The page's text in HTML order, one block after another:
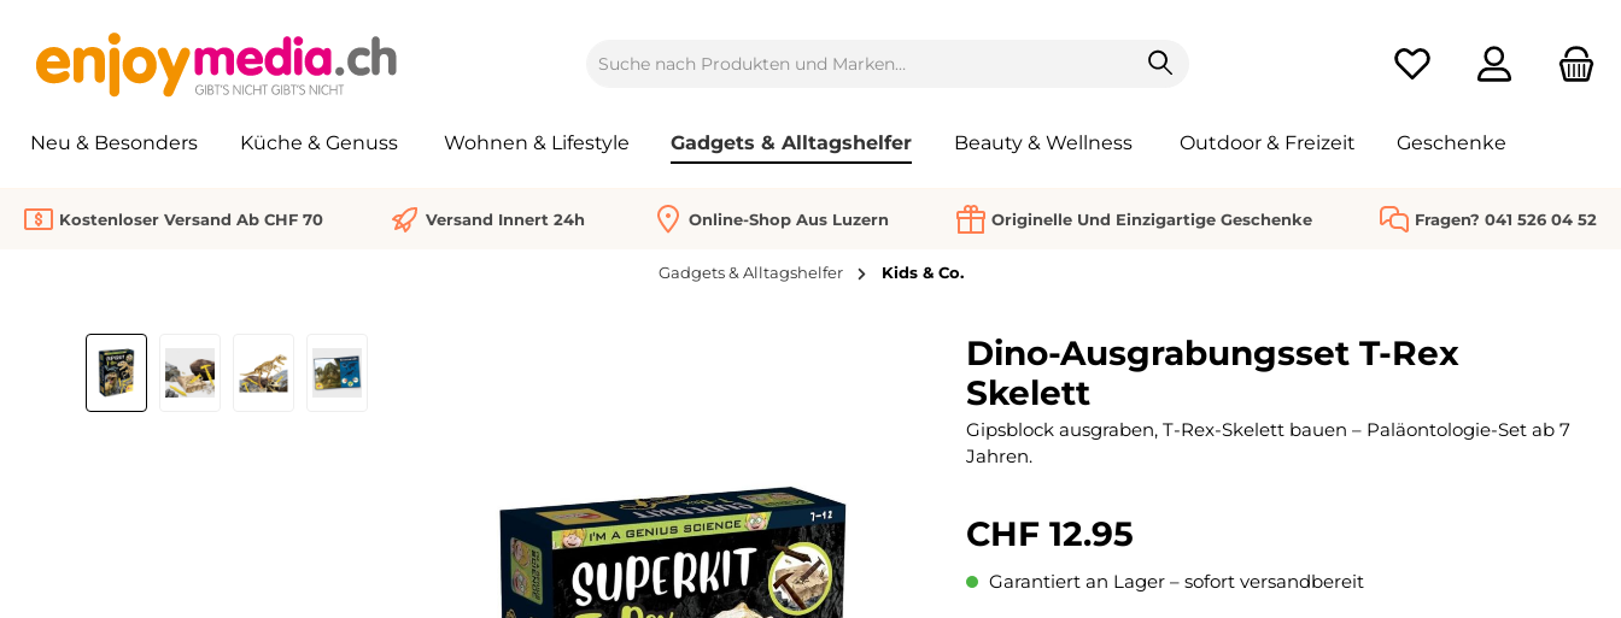
Du hast 0 Produkte
Neu & Besonders Küche & Genuss Wohnen & Lifestyle Gadgets & Alltagshelfer Beauty & Wellness Outdoor & Freizeit Geschenke
Kostenloser Versand Ab CHF 70 Versand Innert 24h Online-Shop Aus Luzern Originelle Und Einzigartige Geschenke Fragen? 041 526 04 52
Gadgets & Alltagshelfer Kids & Co.
Bildergalerie überspringen
Dino-Ausgrabungsset T-Rex
Skelett
Gipsblock ausgraben, T-Rex-Skelett bauen – Paläontologie-Set ab 7
Jahren.
CHF 12.95
Garantiert an Lager – sofort versandbereit